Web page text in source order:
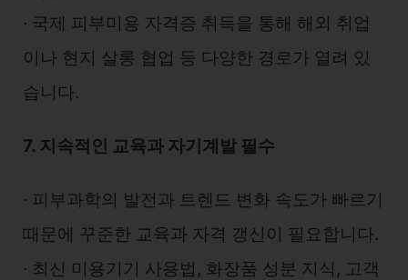
∙ 국제 피부미용 자격증 취득을 통해 해외 취업
이나 현지 살롱 협업 등 다양한 경로가 열려 있
습니다.
7. 지속적인 교육과 자기계발 필수
∙ 피부과학의 발전과 트렌드 변화 속도가 빠르기
때문에 꾸준한 교육과 자격 갱신이 필요합니다.
∙ 최신 미용기기 사용법, 화장품 성분 지식, 고객